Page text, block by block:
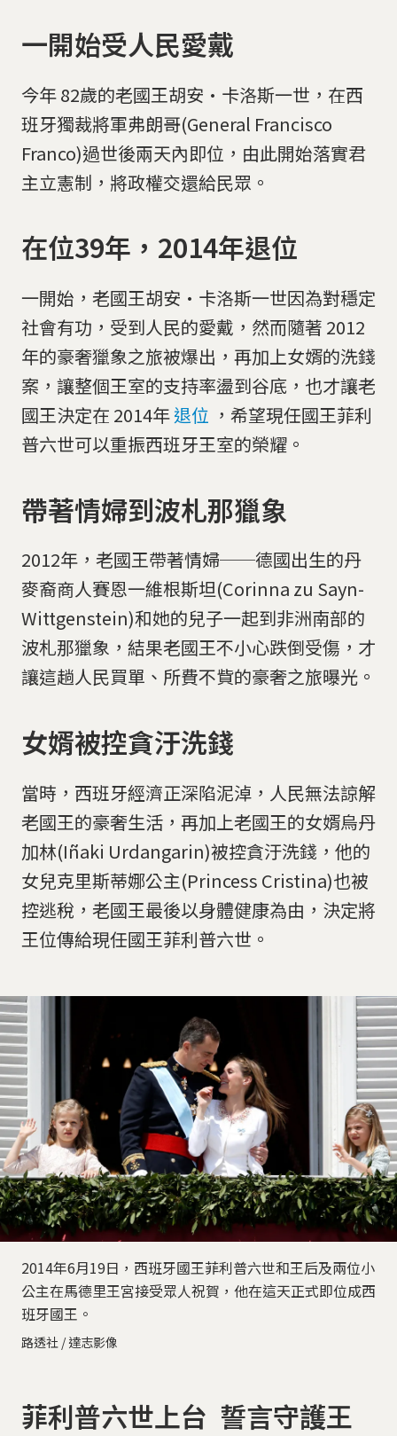
一開始受人民愛戴
今年 82歲的老國王胡安·卡洛斯一世，在西
班牙獨裁將軍弗朗哥(General Francisco
Franco)過世後兩天內即位，由此開始落實君
主立憲制，將政權交還給民眾。
在位39年，2014年退位
一開始，老國王胡安·卡洛斯一世因為對穩定
社會有功，受到人民的愛戴，然而隨著 2012
年的豪奢獵象之旅被爆出，再加上女婿的洗錢
案，讓整個王室的支持率盪到谷底，也才讓老
國王決定在 2014年退位 ，希望現任國王菲利
普六世可以重振西班牙王室的榮耀。
帶著情婦到波札那獵象
2012年，老國王帶著情婦──德國出生的丹
麥裔商人賽恩一維根斯坦(Corinna zu Sayn-
Wittgenstein)和她的兒子一起到非洲南部的
波札那獵象，結果老國王不小心跌倒受傷，才
讓這趟人民買單、所費不貲的豪奢之旅曝光。
女婿被控貪汙洗錢
當時，西班牙經濟正深陷泥淖，人民無法諒解
老國王的豪奢生活，再加上老國王的女婿烏丹
加林(Iñaki Urdangarin)被控貪汙洗錢，他的
女兒克里斯蒂娜公主(Princess Cristina)也被
控逃稅，老國王最後以身體健康為由，決定將
王位傳給現任國王菲利普六世。
2014年6月19日，西班牙國王菲利普六世和王后及兩位小
公主在馬德里王宮接受眾人祝賀，他在這天正式即位成西
班牙國王。
路透社 / 達志影像
菲利普六世上台 誓言守護王